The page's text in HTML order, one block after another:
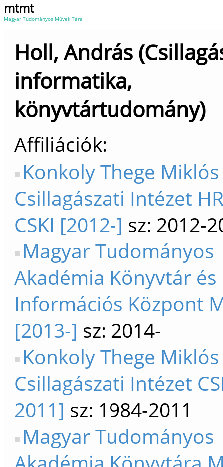
mtmt
Magyar Tudományos Művek Tára
Holl, András
informatika,
könyvtártudomány)
Affiliációk
Konkoly Thege Miklós
Csillagászati Intézet
CSKI [2012-] sz: 2012-
Magyar Tudományos
Akadémia Könyvtár és
Információs Központ
[2013-] sz: 2014-
Konkoly Thege Miklós
Csillagászati Intézet
2011] sz: 1984-2011
Magyar Tudományos